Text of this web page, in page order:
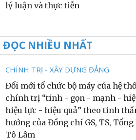
lý luận và thực tiễn
ĐỌC NHIỀU NHẤT
CHÍNH TRỊ - XÂY DỰNG ĐẢNG
Đổi mới tổ chức bộ máy của hệ
chính trị “tinh - gọn - mạnh -
hiệu lực - hiệu quả” theo tinh
hướng của Đồng chí GS, TS,
Tô Lâm